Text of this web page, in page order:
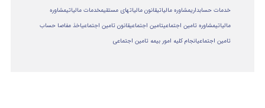
خدمات حسابداریمشاوره مالیاتیقانون مالیاتهای مستقیمخدمات مالیاتیمشاوره
مالياتيمشاوره تامین اجتماعیتامین اجتماعیقانون تامین اجتماعیاخذ مفاصا حساب
تامین اجتماعیانجام کلیه امور بیمه تامین اجتماعی